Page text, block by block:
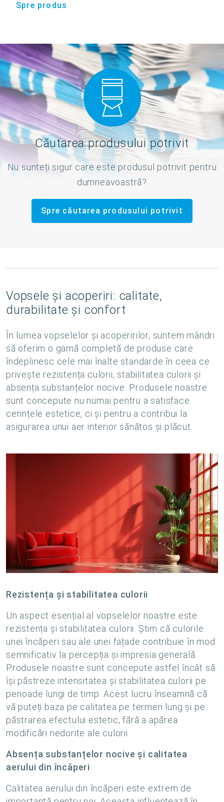
Spre produs
Căutarea produsului potrivit
Nu sunteți sigur care este produsul potrivit pentru
dumneavoastră?
Spre căutarea produsului potrivit
Vopsele și acoperiri: calitate,
durabilitate și confort
În lumea vopselelor și acoperirilor, suntem mândri
să oferim o gamă completă de produse care
îndeplinesc cele mai înalte standarde în ceea ce
privește rezistența culorii, stabilitatea culorii și
absența substanțelor nocive. Produsele noastre
sunt concepute nu numai pentru a satisface
cerințele estetice, ci și pentru a contribui la
asigurarea unui aer interior sănătos și plăcut.
Rezistența și stabilitatea culorii
Un aspect esențial al vopselelor noastre este
rezistența și stabilitatea culorii. Știm că culorile
unei încăperi sau ale unei fațade contribuie în mod
semnificativ la percepția și impresia generală.
Produsele noastre sunt concepute astfel încât să
își păstreze intensitatea și stabilitatea culorii pe
perioade lungi de timp. Acest lucru înseamnă că
vă puteți baza pe calitatea pe termen lung și pe
păstrarea efectului estetic, fără a apărea
modificări nedorite ale culorii.
Absența substanțelor nocive și calitatea
aerului din încăperi
Calitatea aerului din încăperi este extrem de